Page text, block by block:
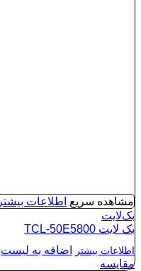
مشاهده سریع اطلاعات بیشتر
بک‌لایت
بک لايت TCL-50E5800
اطلاعات بیشتر
اضافه به لیست
مقایسه